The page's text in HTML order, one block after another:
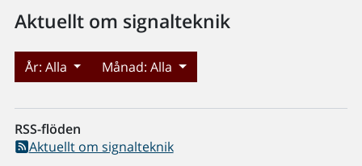
Aktuellt om signalteknik
År: Alla Månad:Alla
RSS-flöden
Aktuellt om signalteknik